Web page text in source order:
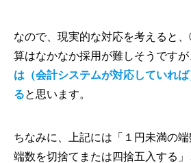
なので、現実的な対応を考えると
算はなかなか採用が難しそうですが
は（会計システムが対応していれ
ると思います。
ちなみに、上記には「１円未満の端
端数を切捨てまたは四捨五入する